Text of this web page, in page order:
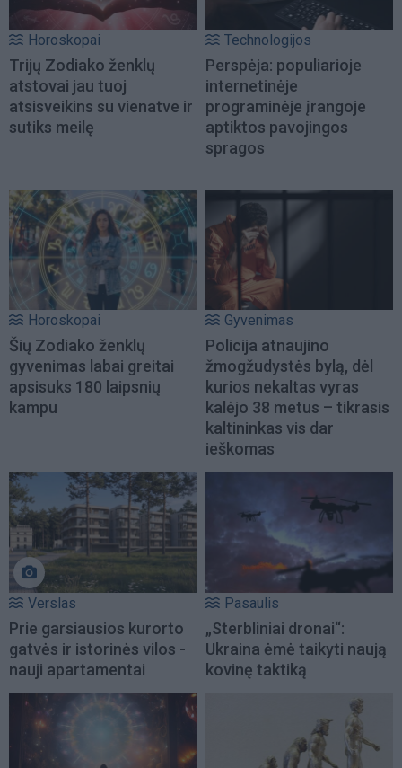
Horoskopai
Trijų Zodiako ženklų
atstovai jau tuoj
atsisveikins su vienatve ir
sutiks meilę
Technologijos
Perspėja: populiarioje
internetinėje
programinėje įrangoje
aptiktos pavojingos
spragos
Horoskopai
Šių Zodiako ženklų
gyvenimas labai greitai
apsisuks 180 laipsnių
kampu
Gyvenimas
Policija atnaujino
žmogžudystės bylą, dėl
kurios nekaltas vyras
kalėjo 38 metus – tikrasis
kaltininkas vis dar
ieškomas
Verslas
Prie garsiausios kurorto
gatvės ir istorinės vilos -
nauji apartamentai
Pasaulis
„Sterbliniai dronai“:
Ukraina ėmė taikyti naują
kovinę taktiką